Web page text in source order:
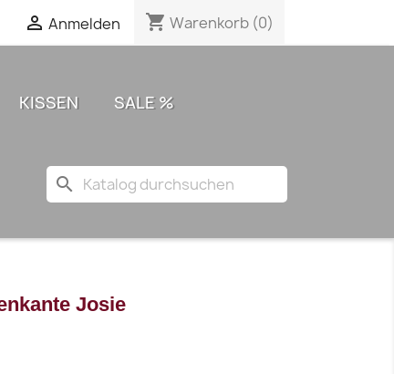
 Anmelden shopping_cart Warenkorb (0)
KISSEN
SALE %
search
Josie